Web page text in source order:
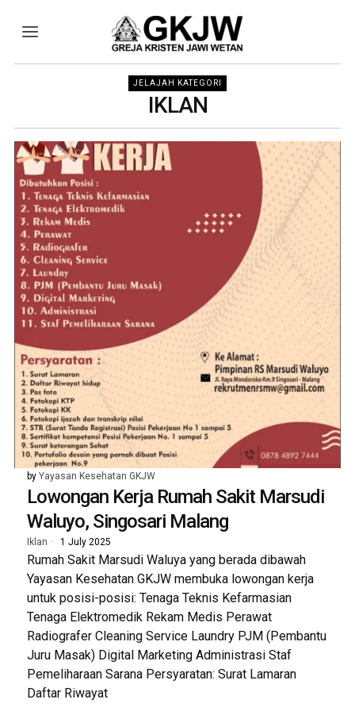
JELAJAH KATEGORI
IKLAN
byYayasan Kesehatan GKJW
Lowongan Kerja Rumah Sakit Marsudi
Waluyo, Singosari Malang
Iklan 1 July 2025
Rumah Sakit Marsudi Waluya yang berada dibawah
Yayasan Kesehatan GKJW membuka lowongan kerja
untuk posisi-posisi: Tenaga Teknis Kefarmasian
Tenaga Elektromedik Rekam Medis Perawat
Radiografer Cleaning Service Laundry PJM (Pembantu
Juru Masak) Digital Marketing Administrasi Staf
Pemeliharaan Sarana Persyaratan: Surat Lamaran
Daftar Riwayat